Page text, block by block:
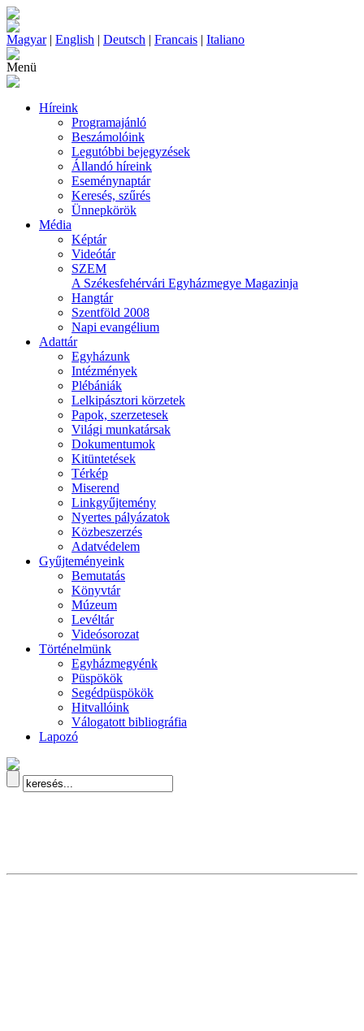
Magyar| English | Deutsch | Francais | Italiano
Menü
Híreink
Programajánló
Beszámolóink
Legutóbbi bejegyzések
Állandó híreink
Eseménynaptár
Keresés, szűrés
Ünnepkörök
Média
Képtár
Videótár
SZEM
A Székesfehérvári Egyházmegye Magazinja
Hangtár
Szentföld 2008
Napi evangélium
Adattár
Egyházunk
Intézmények
Plébániák
Lelkipásztori körzetek
Papok, szerzetesek
Világi munkatársak
Dokumentumok
Kitüntetések
Térkép
Miserend
Linkgyűjtemény
Nyertes pályázatok
Közbeszerzés
Adatvédelem
Gyűjteményeink
Bemutatás
Könyvtár
Múzeum
Levéltár
Videósorozat
Történelmünk
Egyházmegyénk
Püspökök
Segédpüspökök
Hitvallóink
Válogatott bibliográfia
Lapozó